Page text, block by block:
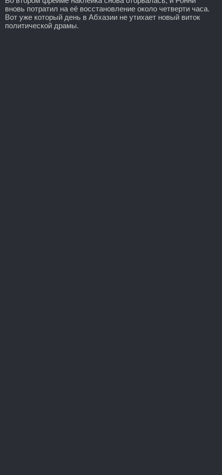
вновь потратил на её восстановление около четверти часа.
Вот уже который день в Абхазии не утихает новый виток
политической драмы.